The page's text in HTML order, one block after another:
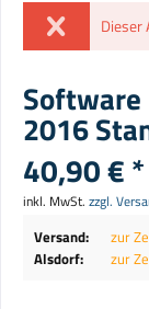
Dieser
Software
2016
40,90 € *
inkl. MwSt. zzgl.
Versand:
zur
Alsdorf:
zur